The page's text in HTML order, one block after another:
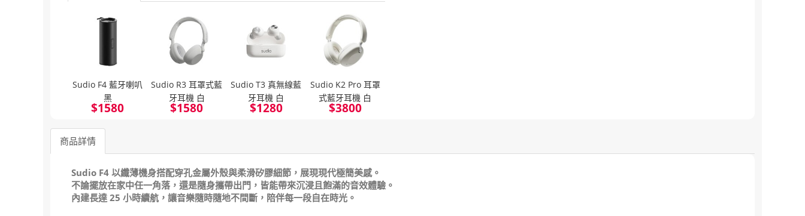
Sudio F4 藍牙喇叭
黑
$1580
Sudio R3 耳罩式藍
牙耳機 白
$1580
Sudio T3 真無線藍
牙耳機 白
$1280
Sudio K2 Pro 耳罩
式藍牙耳機 白
$3800
商品詳情
Sudio F4 以纖薄機身搭配穿孔金屬外殼與柔滑矽膠細節，展現現代極簡美感。
不論擺放在家中任一角落，還是隨身攜帶出門，皆能帶來沉浸且飽滿的音效體驗。
內建長達 25 小時續航，讓音樂隨時隨地不間斷，陪伴每一段自在時光。